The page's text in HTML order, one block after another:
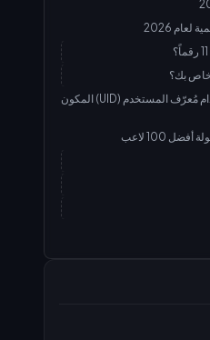
دليل خطوة بخطوة: عملية الشحن باستخدام مُعرّف المستخدم (UID) المكون